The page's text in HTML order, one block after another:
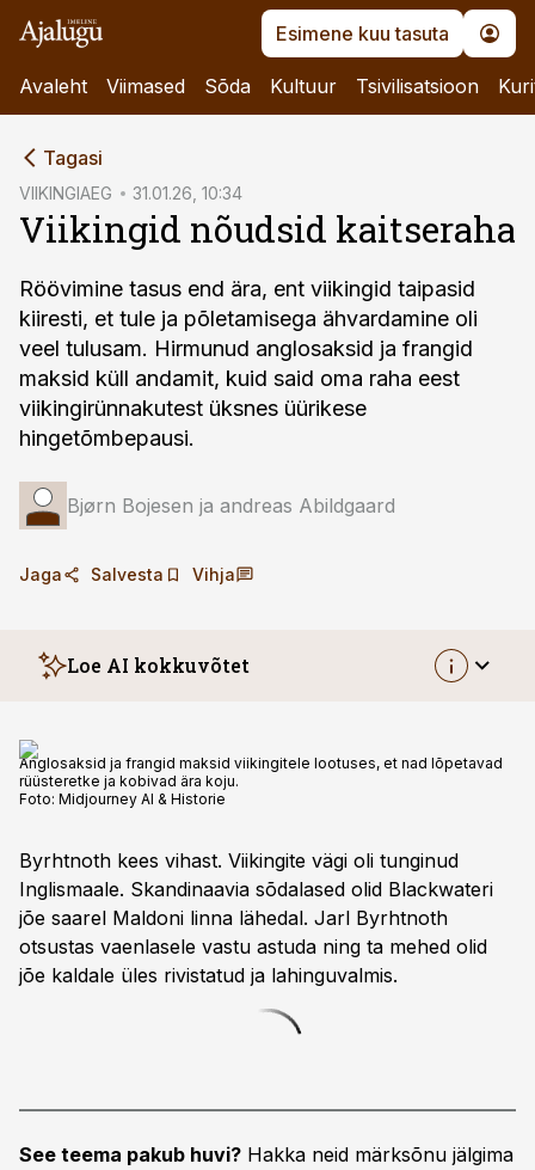
Esimene kuu tasuta
Avaleht Viimased Sõda Kultuur Tsivilisatsioon
Tagasi
VIIKINGIAEG 31.01.26, 10:34
Viikingid nõudsid kaitseraha
Röövimine tasus end ära, ent viikingid taipasid
kiiresti, et tule ja põletamisega ähvardamine oli
veel tulusam. Hirmunud anglosaksid ja frangid
maksid küll andamit, kuid said oma raha eest
viikingirünnakutest üksnes üürikese
hingetõmbepausi.
Bjørn Bojesen ja andreas Abildgaard
Jaga Salvesta Vihja
Loe AI kokkuvõtet
Anglosaksid ja frangid maksid viikingitele lootuses, et nad lõpetavad
rüüsteretke ja kobivad ära koju.
Foto: Midjourney AI & Historie
Byrhtnoth kees vihast. Viikingite vägi oli tunginud
Inglismaale. Skandinaavia sõdalased olid Black­wateri
jõe saarel Maldoni linna lähedal. Jarl Byrhtnoth
otsustas vaenlasele vastu astuda ning ta mehed olid
jõe kaldale üles rivistatud ja lahinguvalmis.
See teema pakub huvi? Hakka neid märksõnu jälgima